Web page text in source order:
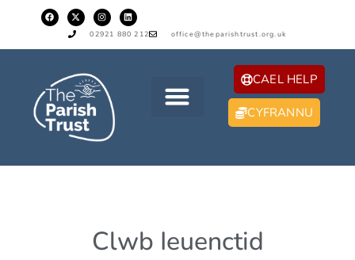
02921 880 212 office@theparishtrust.org.uk
CAEL HELP
CYFRANNU
Clwb Ieuenctid